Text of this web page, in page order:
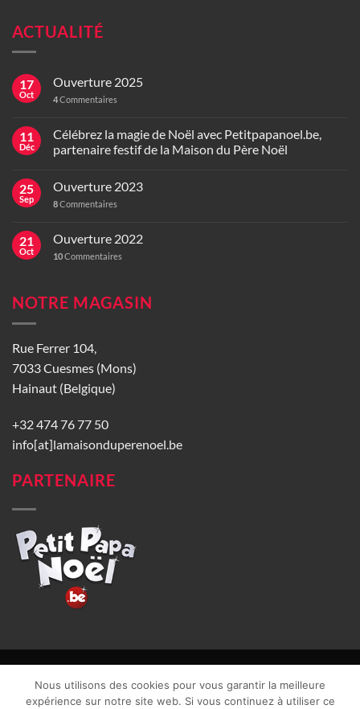
ACTUALITÉ
17
Oct
Ouverture 2025
4Commentaires
11
Déc
Célébrez la magie de Noël avec Petitpapanoel.be,
partenaire festif de la Maison du Père Noël
25
Sep
Ouverture 2023
8Commentaires
21
Oct
Ouverture 2022
10Commentaires
NOTRE MAGASIN
Rue Ferrer 104,
7033 Cuesmes (Mons)
Hainaut (Belgique)
+32 474 76 77 50
info[at]lamaisonduperenoel.be
PARTENAIRE
CGU| Vie privée| TVA : BE0840965749 | Site web réalisé par
Nous utilisons des cookies pour vous garantir la meilleure
expérience sur notre site web. Si vous continuez à utiliser ce